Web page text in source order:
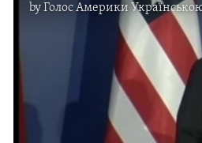
byГолос Америки
No